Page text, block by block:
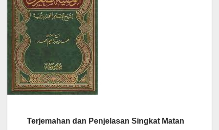
Terjemahan dan Penjelasan Singkat Matan